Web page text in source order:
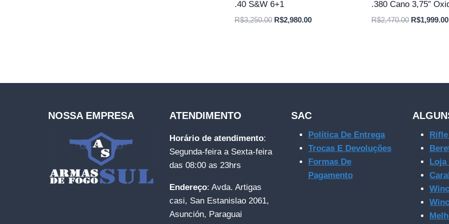
.40 S&W 6+1
R$3,250.00 O
R$2,980.00O
.380 Cano 3,75″
R$2,470.00 O
R$1,999.00
NOSSA EMPRESA ATENDIMENTO
Horário de atendimento:
Segunda-feira a Sexta-feira
das 08:00 as 23hrs
Endereço: Avda. Artigas
casi, San Estanislao 2061,
Asunción, Paraguai
SAC
Política De Entrega
Trocas E Devoluções
Formas De
Pagamento
Loja